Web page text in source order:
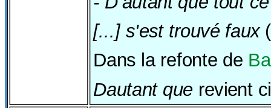
[...] s'est trouvé faux (
Dans la refonte de
Dautant que revient